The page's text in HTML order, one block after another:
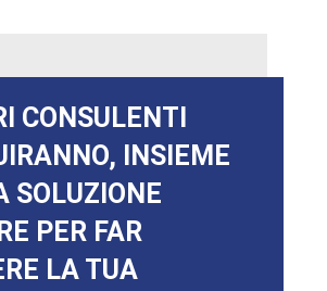
CONSULENTI
INSIEME
SOLUZIONE
PER FAR
LA TUA